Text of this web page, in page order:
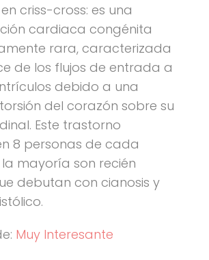
criss-cross: es una
cardiaca congénita
rara, caracterizada
de los flujos de entrada a
debido a una
del corazón sobre su
Este trastorno
8 personas de cada
la mayoría son recién
debutan con cianosis y
Muy Interesante